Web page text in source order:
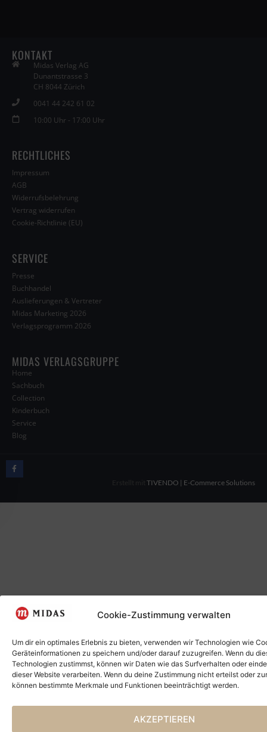
Cookie-Zustimmung verwalten
Um dir ein optimales Erlebnis zu bieten, verwenden wir Technologien wie
Geräteinformationen zu speichern und/oder darauf zuzugreifen. Wenn du
Technologien zustimmst, können wir Daten wie das Surfverhalten oder
dieser Website verarbeiten. Wenn du deine Zustimmung nicht erteilst oder
können bestimmte Merkmale und Funktionen beeinträchtigt werden.
AKZEPTIEREN
KONTAKT
Midas Verlag AG
Dunantstrasse 3
CH 8044 Zürich
0041 44 242 61 02
10:00 Uhr - 17:00 Uhr
RECHTLICHES
Impressum
AGB
Widerrufsbelehrung
Vertrag widerrufen
Cookie-Richtlinie (EU)
SERVICE
Presse
Buchhandel
Auslieferungen & Vertreter
Midas Marketing 2026
Verlagsprogramm 2026
MIDAS VERLAGSGRUPPE
Home
Sachbuch
Collection
Kinderbuch
Service
Blog
TIVENDO | E-Commerce Solutions